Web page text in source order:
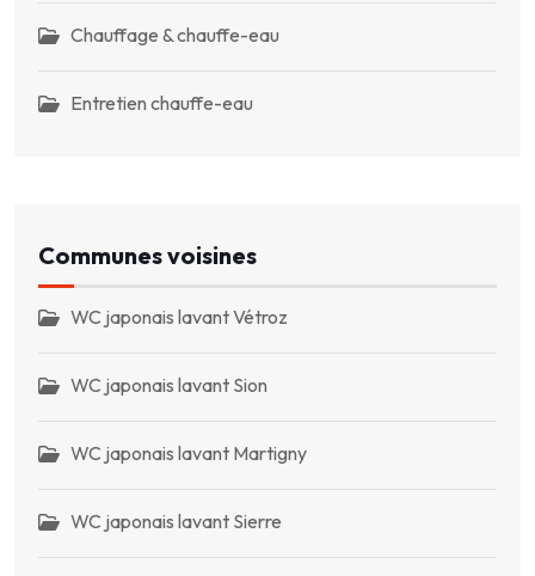
Chauffage & chauffe-eau
Entretien chauffe-eau
Communes voisines
WC japonais lavant Vétroz
WC japonais lavant Sion
WC japonais lavant Martigny
WC japonais lavant Sierre